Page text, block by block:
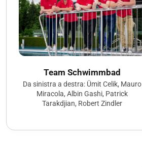
Team Schwimmbad
Da sinistra a destra: Ümit Celik, Mauro
Miracola, Albin Gashi, Patrick
Tarakdjian, Robert Zindler